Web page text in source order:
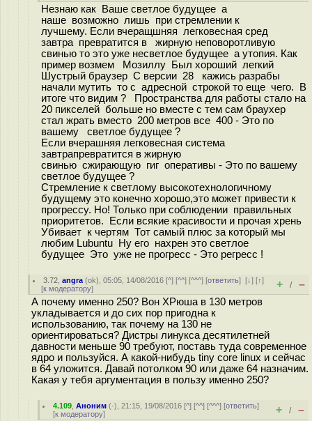
Незнаю как Ваше светлое будущее а
наше возможно лишь при стремлении к
лучшему. Если вчеращшняя легковесная сред
завтра превратится в жирную неповоротливую
свинью то это уже несветлое будущее а утопия. Как
пример возмем Мозиллу Был хороший легкий
Шустрый браузер С версии 28 кажись разрабы
начали мутить то с адресной строкой то еще чего. В
итоге что видим ? Пространства для работы стало на
20 пикселей больше но вместе с тем сам браухер
стал жрать вместо 200 метров все 400 - Это по
вашему светлое будущее ?
Если вчерашняя легковесная система
завтрапревратится в жирную
свинью сжирающую гиг оперативы - Это по вашему
светлое будущее ?
Стремление к светлому высокотехнологичному
будущему это конечно хорошо,это может привести к
прогрессу. Но! Только при соблюдении правильных
приоритетов. Если всякие красивости и прочая хрень
Убивает к чертям Тот самый плюс за который мы
любим Lubuntu Ну его нахрен это светлое
будущее Это уже не прогресс - Это регресс !
3.72 ,angra (ok), 05:05, 14/08/2016 [^] [^^] [^^^] [ответить][↓] [↑]
[к модератору] + / –
А почему именно 250? Вон XPюша в 130 метров
укладывается и до сих пор пригодна к
использованию, так почему на 130 не
ориентироваться? Дистры линукса десятилетней
давности меньше 90 требуют, поставь туда современное
ядро и пользуйся. А какой-нибудь tiny core linux и сейчас
в 64 уложится. Давай потолком 90 или даже 64 назначим.
Какая у тебя аргументация в пользу именно 250?
4.109 ,Аноним (-), 21:15, 19/08/2016 [^] [^^] [^^^] [ответить]
[к модератору] + / –